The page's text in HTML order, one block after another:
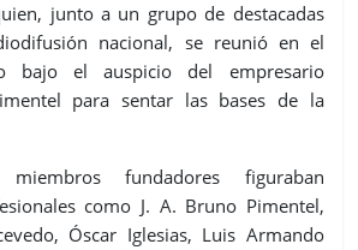
junto a un grupo de destacadas
nacional, se reunió en el
bajo el auspicio del empresario
para sentar las bases de la
fundadores figuraban
como J. A. Bruno Pimentel,
Óscar Iglesias, Luis Armando